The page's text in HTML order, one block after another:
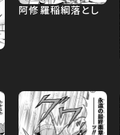
阿修羅稲綱落とし